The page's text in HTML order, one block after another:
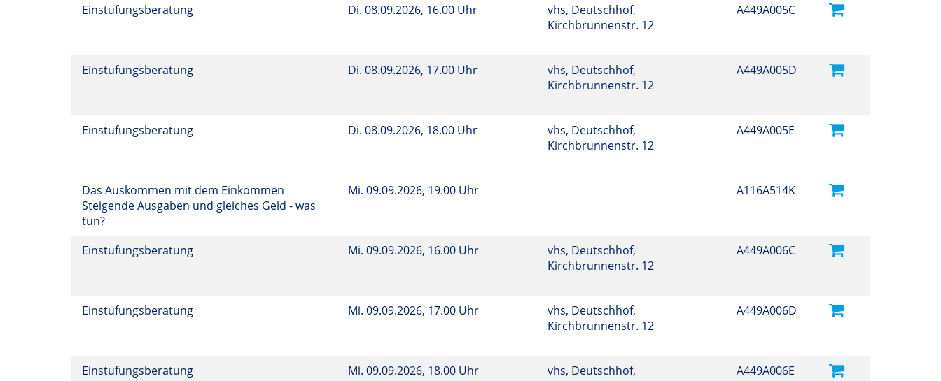
Einstufungsberatung Di. 08.09.2026, 16.00 Uhr
vhs, Deutschhof,
Kirchbrunnenstr. 12
A449A005C
Einstufungsberatung Di. 08.09.2026, 17.00 Uhr
vhs, Deutschhof,
Kirchbrunnenstr. 12
A449A005D
Einstufungsberatung Di. 08.09.2026, 18.00 Uhr
vhs, Deutschhof,
Kirchbrunnenstr. 12
A449A005E
Das Auskommen mit dem Einkommen
Steigende Ausgaben und gleiches Geld - was
tun?
Mi. 09.09.2026, 19.00 Uhr A116A514K
Einstufungsberatung Mi. 09.09.2026, 16.00 Uhr
vhs, Deutschhof,
Kirchbrunnenstr. 12
A449A006C
Einstufungsberatung Mi. 09.09.2026, 17.00 Uhr
vhs, Deutschhof,
Kirchbrunnenstr. 12
A449A006D
Einstufungsberatung Mi. 09.09.2026, 18.00 Uhr
vhs, Deutschhof,
A449A006E